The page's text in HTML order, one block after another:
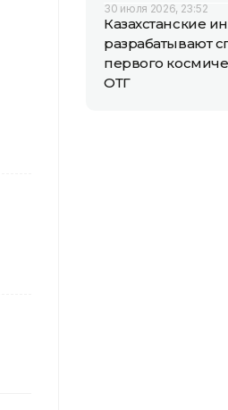
30 июля 2026, 23:52
Казахстанские
разрабатывают
первого
ОТГ